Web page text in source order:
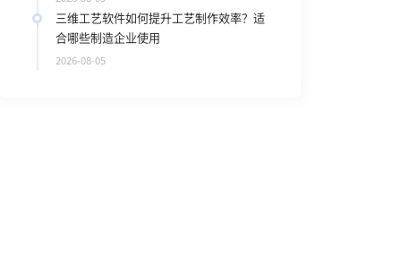
三维工艺软件如何提升工艺制作效率？适
合哪些制造企业使用
2026-08-05